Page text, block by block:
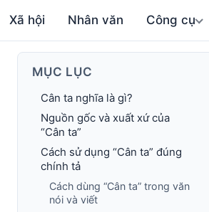
Xã hội Nhân văn Công cụ
MỤC LỤC
Cân ta nghĩa là gì?
Nguồn gốc và xuất xứ của
“Cân ta”
Cách sử dụng “Cân ta” đúng
chính tả
Cách dùng “Cân ta” trong văn
nói và viết